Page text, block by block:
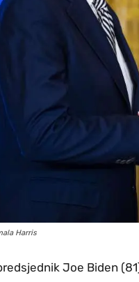
Harris
Joe Biden